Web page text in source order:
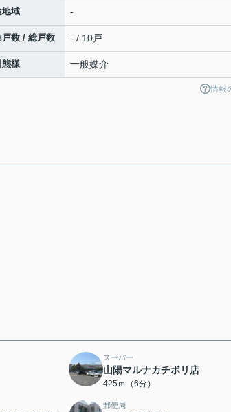
地域 -
戸数 / 総戸数 - / 10戸
態様 一般媒介
情報
スーパー
山陽マルナカチボリ店
425ｍ（6分）
郵便局